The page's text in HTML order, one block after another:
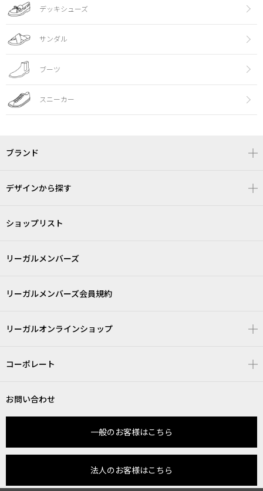
デッキシューズ
サンダル
ブーツ
スニーカー
ブランド
デザインから探す
ショップリスト
リーガルメンバーズ
リーガルメンバーズ会員規約
リーガルオンラインショップ
コーポレート
お問い合わせ
一般のお客様はこちら
法人のお客様はこちら